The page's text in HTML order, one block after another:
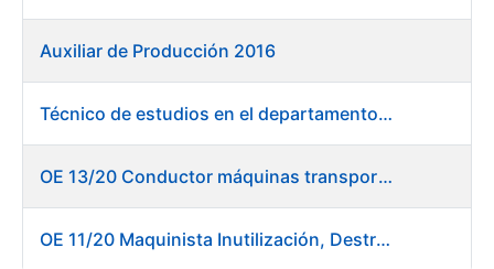
Auxiliar de Producción 2016
Técnico de estudios en el departamento de compras
OE 13/20 Conductor máquinas transportadoras elevadoras - Burgos
OE 11/20 Maquinista Inutilización, Destrucción y Empacado de Papel en Fábrica de Papel